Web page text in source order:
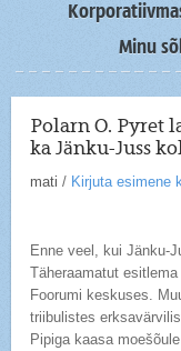
Minu
Polarn O. Pyret
ka Jänku-Juss
mati / Kirjuta esimene
Enne veel, kui Jänku-
Täheraamatut
Foorumi keskuses.
triibulistes
Pipiga kaasa